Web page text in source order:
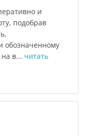
и
подобрав
обозначенному
в... читать